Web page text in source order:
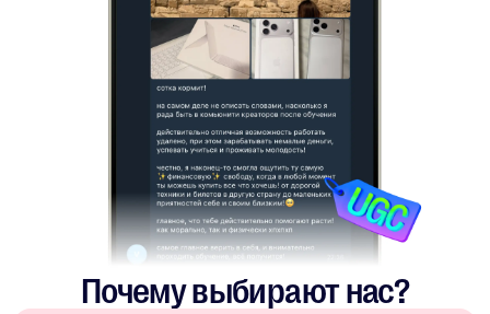
Почему выбирают нас?